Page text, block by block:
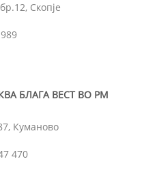
Скопје
БЛАГА ВЕСТ ВО РМ
Куманово
470